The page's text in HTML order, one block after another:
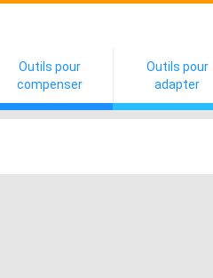
Outils pour
compenser
Outils pour
adapter